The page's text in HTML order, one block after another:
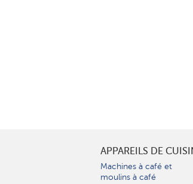
APPAREILS DE
Machines à café et
moulins à café